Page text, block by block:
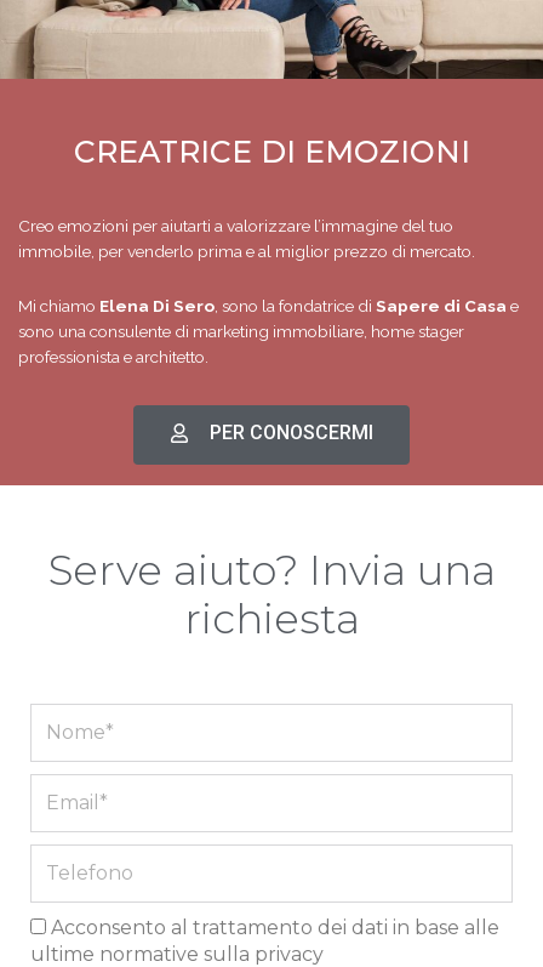
CREATRICE DI EMOZIONI
Creo emozioni per aiutarti a valorizzare l’immagine del tuo
immobile, per venderlo prima e al miglior prezzo di mercato.
Mi chiamo Elena Di Sero , sono la fondatrice di Sapere di Casa e
sono una consulente di marketing immobiliare, home stager
professionista e architetto.
PER CONOSCERMI
Serve aiuto? Invia una
richiesta
Name
Acconsento al trattamento dei dati in base alle
ultime normative sulla privacy